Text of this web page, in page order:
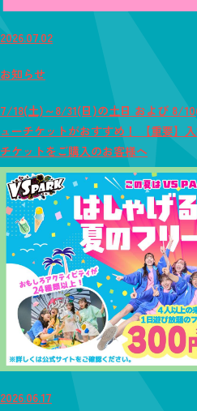
2026.07.02
お知らせ
7/18(土)～8/31(日)の土日 および 8/
ューチケットがおすすめ！ 【重要】
チケットをご購入のお客様へ
2026.06.17